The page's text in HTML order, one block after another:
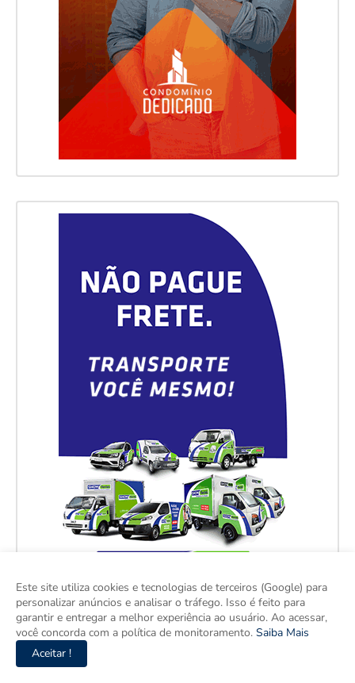
Este site utiliza cookies e tecnologias de terceiros (Google) para
personalizar anúncios e analisar o tráfego. Isso é feito para
garantir e entregar a melhor experiência ao usuário. Ao acessar,
você concorda com a política de monitoramento. Saiba Mais
Aceitar !